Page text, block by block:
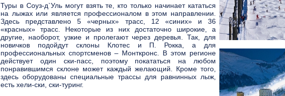
Туры в Сoyз-д`Уль могут взять те, кто только начинает кататься
на лыжах или является профессионалом в этом направлении.
Здесь представлено 5 «черных» трасс, 12 «синих» и 36
«красных» трасс. Некоторые из них достаточно широкие, а
другие, наоборот, узкие и пролегают через деревья. Так, для
новичков подойдут склоны Клотес и П. Рокка, а для
профессиональных спортсменов – Монткронс. В этом регионе
действует один ски-пасс, поэтому покататься на любом
понравившимся склоне может каждый желающий. Кроме того,
здесь оборудованы специальные трассы для равнинных лыж,
есть хели-ски, ски-туринг.